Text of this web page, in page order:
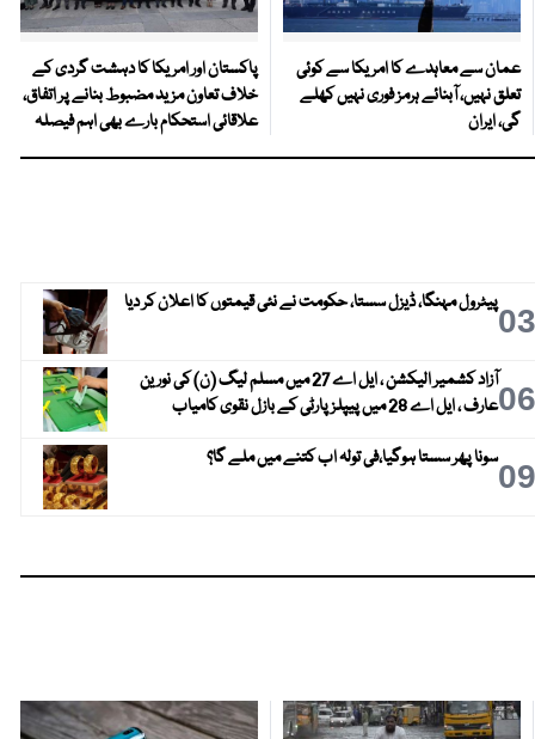
عمان سے معاہدے کا امریکا سے کوئی
تعلق نہیں، آبنائے ہرمز فوری نہیں کھلے
گی، ایران
پاکستان اور امریکا کا دہشت گردی کے
خلاف تعاون مزید مضبوط بنانے پر اتفاق،
علاقائی استحکام بارے بھی اہم فیصلہ
03پیٹرول مہنگا، ڈیزل سستا، حکومت نے نئی قیمتوں کا اعلان کر دیا
06
آزاد کشمیر الیکشن ، ایل اے 27 میں مسلم لیگ (ن) کی نورین
عارف ، ایل اے 28 میں پیپلز پارٹی کے بازل نقوی کامیاب
09سونا پھر سستا ہوگیا،فی تولہ اب کتنے میں ملے گا؟